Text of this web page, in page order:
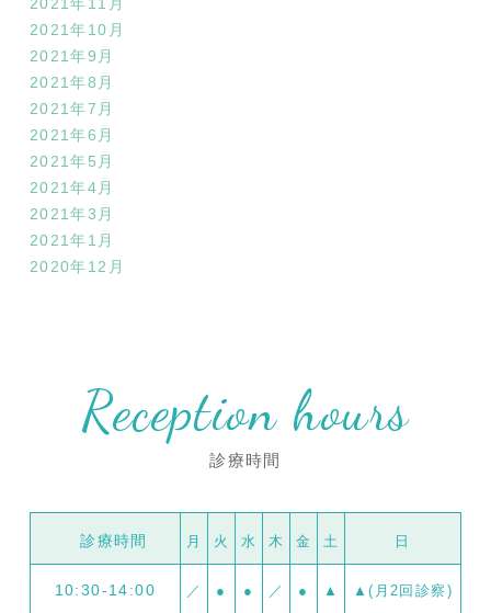
2021年10月
2021年9月
2021年8月
2021年7月
2021年6月
2021年5月
2021年4月
2021年3月
2021年1月
2020年12月
診療時間
Reception hours
診療時間 月 火 水 木 金 土 日
10:30-14:00 ／ ● ● ／ ● ▲ ▲(月2回診察)